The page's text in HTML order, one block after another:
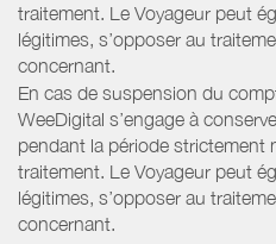
traitement. Le Voyageur peut
légitimes, s’opposer au
concernant.
En cas de suspension du
WeeDigital s’engage à
pendant la période strictement
traitement. Le Voyageur peut
légitimes, s’opposer au
concernant.